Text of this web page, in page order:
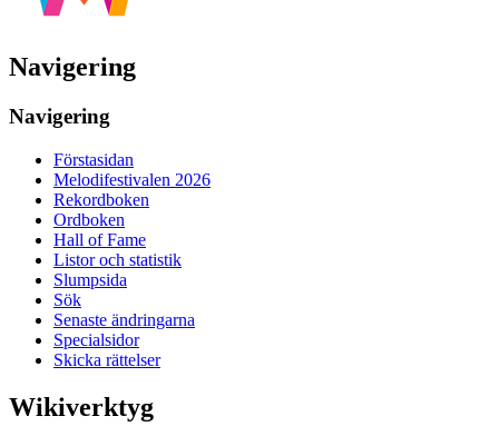
Navigering
Navigering
Förstasidan
Melodifestivalen 2026
Rekordboken
Ordboken
Hall of Fame
Listor och statistik
Slumpsida
Sök
Senaste ändringarna
Specialsidor
Skicka rättelser
Wikiverktyg